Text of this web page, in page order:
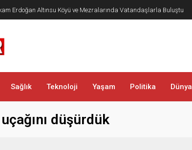
Erdoğan Altınsu Köyü ve Mezralarında Vatandaşlarla Buluştu
Sağlık Teknoloji Yaşam Politika Dünya
düşürdük